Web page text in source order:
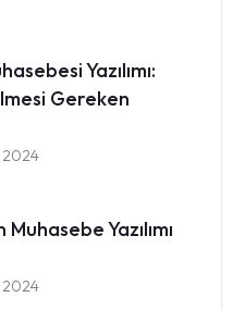
Yazılımı:
Gereken
2024
Yazılımı
2024